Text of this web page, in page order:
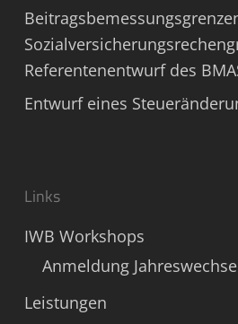
Referentenentwurf des
Entwurf eines
Links
IWB Workshops
Anmeldung
Leistungen